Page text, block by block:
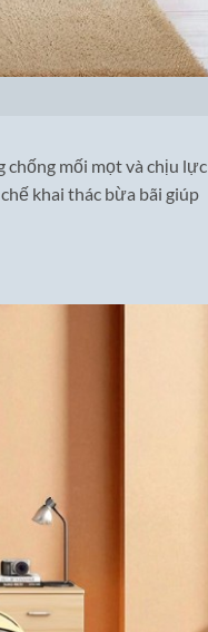
mối mọt và chịu lực
khai thác bừa bãi giúp